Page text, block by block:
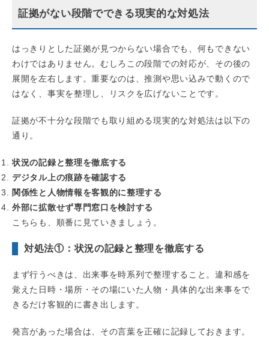
証拠がない段階でできる現実的な対処法
はっきりとした証拠が見つからない場合でも、何もできない
わけではありません。むしろこの段階での対応が、その後の
展開を左右します。重要なのは、推測や思い込みで動くので
はなく、事実を整理し、リスクを広げないことです。
証拠が不十分な段階でも取り組める現実的な対処法は以下の
通り。
状況の記録と整理を徹底する
デジタル上の痕跡を確認する
関係性と人物情報を客観的に整理する
外部に拡散せず専門窓口を検討する
こちらも、順番に見ていきましょう。
対処法①：状況の記録と整理を徹底する
まず行うべきは、出来事を時系列で整理すること。違和感を
覚えた日時・場所・その場にいた人物・具体的な出来事をで
きるだけ客観的に書き出します。
発言があった場合は、その言葉を正確に記録しておきます。